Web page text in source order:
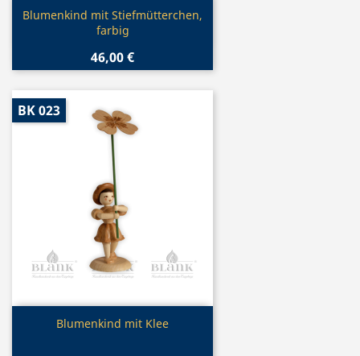
 Vorschau
Blumenkind mit Stiefmütterchen,
farbig
46,00 €
Vorschau
Blumenkind mit Klee
BK 023